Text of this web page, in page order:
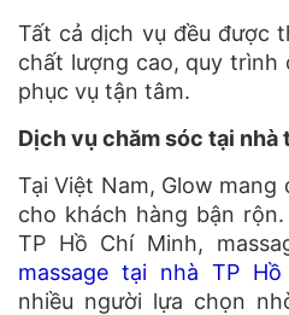
Tất cả dịch vụ đều được
chất lượng cao, quy trình
phục vụ tận tâm.
Dịch vụ chăm sóc tại nhà
Tại Việt Nam, Glow
cho khách hàng bận
TP Hồ Chí Minh,
massage tại nhà TP
nhiều người lựa chọn